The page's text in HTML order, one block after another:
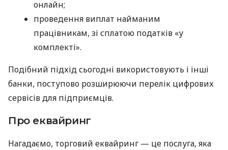
онлайн;
проведення виплат найманим
працівникам, зі сплатою податків «у
комплекті».
Подібний підхід сьогодні використовують і інші
банки, поступово розширюючи перелік цифрових
сервісів для підприємців.
Про еквайринг
Нагадаємо, торговий еквайринг — це послуга, яка